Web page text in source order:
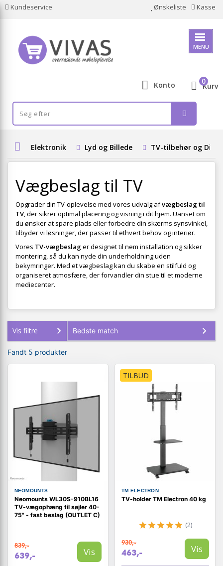
Kundeservice Ønskeliste Kasse
MENU
Konto Kurv
0
Elektronik Lyd og Billede TV-tilbehør og
Vægbeslag til TV
Opgrader din TV-oplevelse med vores udvalg afvægbeslag til
TV, der sikrer optimal placering og visning i dit hjem. Uanset om
du ønsker at spare plads eller forbedre din skærms synsvinkel,
tilbyder vi løsninger, der passer til ethvert behov og interiør.
Vores TV-vægbeslager designet til nem installation og sikker
montering, så du kan nyde din underholdning uden
bekymringer. Med et vægbeslag kan du skabe en stilfuld og
organiseret atmosfære, der forvandler din stue til et moderne
mediecenter.
Vis filtre
Fandt 5 produkter
NEOMOUNTS
Neomounts WL30S-910BL16
TV-vægophæng til søjler 40-
75" - fast beslag (OUTLET C)
839,-
639,- Vis
TILBUD
TM ELECTRON
TV-holder TM Electron 40 kg
(2)
930,-
463,- Vis